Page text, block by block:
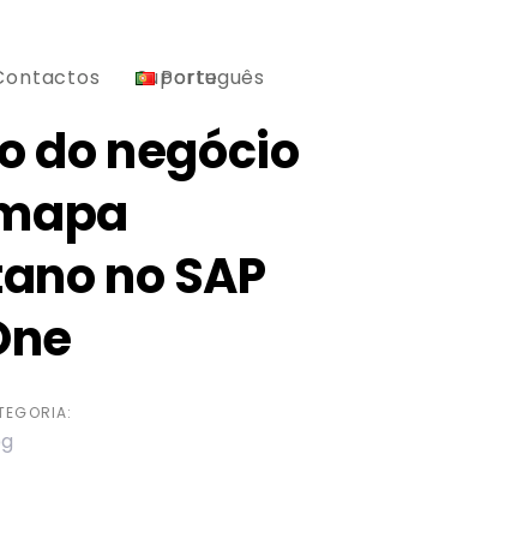
Suporte
Português
do negócio
no SAP